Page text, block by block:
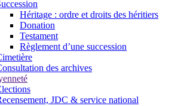
Héritage : ordre et droits des héritiers
Donation
Testament
Règlement d’une succession
des archives
JDC & service national